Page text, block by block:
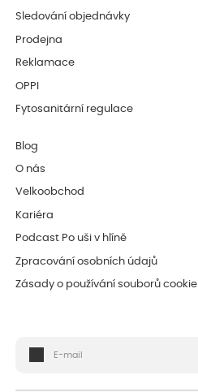
Sledování objednávky
Prodejna
Reklamace
OPPI
Fytosanitární regulace
Blog
O nás
Velkoobchod
Kariéra
Podcast Po uši v hlíně
Zpracování osobních údajů
Zásady o používání souborů cookie